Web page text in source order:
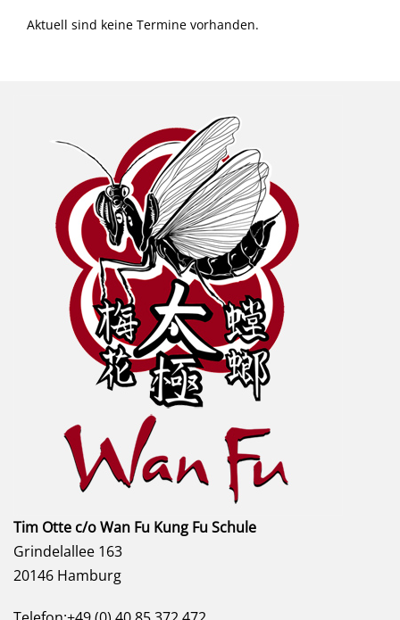
Aktuell sind keine Termine vorhanden.
Tim Otte c/o Wan Fu Kung Fu Schule
Grindelallee 163
20146 Hamburg